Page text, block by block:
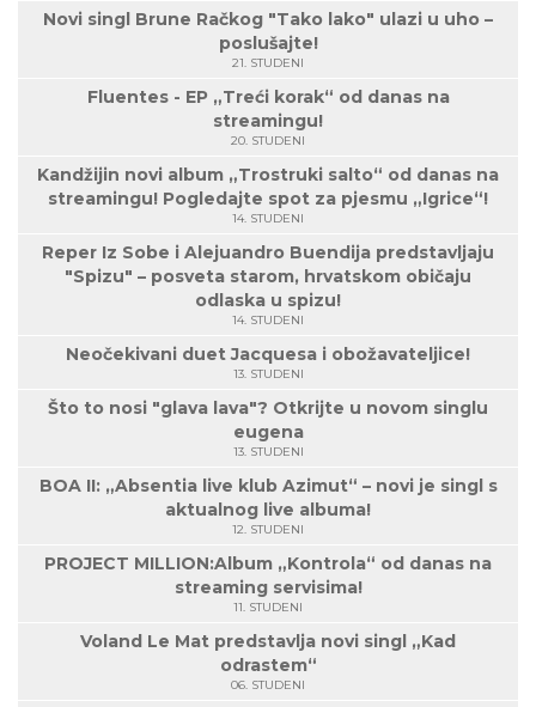
Novi singl Brune Račkog "Tako lako" ulazi u uho –
poslušajte!
21. STUDENI
Fluentes - EP „Treći korak“ od danas na
streamingu!
20. STUDENI
Kandžijin novi album „Trostruki salto“ od danas na
streamingu! Pogledajte spot za pjesmu „Igrice“!
14. STUDENI
Reper Iz Sobe i Alejuandro Buendija predstavljaju
"Spizu" – posveta starom, hrvatskom običaju
odlaska u spizu!
14. STUDENI
Neočekivani duet Jacquesa i obožavateljice!
13. STUDENI
Što to nosi "glava lava"? Otkrijte u novom singlu
eugena
13. STUDENI
BOA II: „Absentia live klub Azimut“ – novi je singl s
aktualnog live albuma!
12. STUDENI
PROJECT MILLION:Album „Kontrola“ od danas na
streaming servisima!
11. STUDENI
Voland Le Mat predstavlja novi singl „Kad
odrastem“
06. STUDENI